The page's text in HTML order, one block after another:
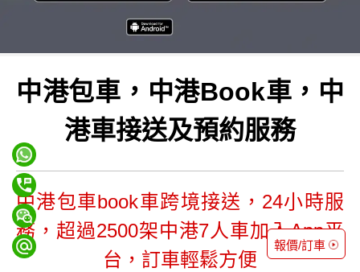
中港包車，中港Book車，中
港車接送及預約服務
中港包車book車跨境接送，24小時服
務，超過2500架中港7人車加入App平
台，訂車輕鬆方便
報價/訂車